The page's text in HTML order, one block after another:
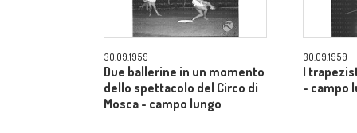
30.09.1959
Due ballerine in un momento
dello spettacolo del Circo di
Mosca - campo lungo
30.09.1959
I
- campo